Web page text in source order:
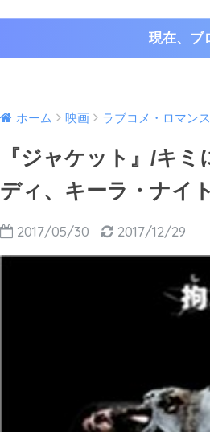
現在、ブ
ホーム 映画 ラブコメ・ロマンス
『ジャケット』/キ
ディ、キーラ・ナイ
2017/05/30 2017/12/29